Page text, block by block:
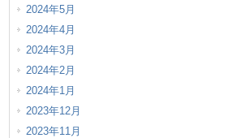
2024年5月
2024年4月
2024年3月
2024年2月
2024年1月
2023年12月
2023年11月